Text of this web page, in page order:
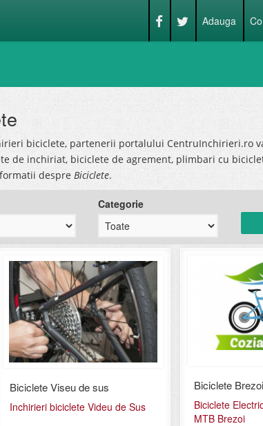
Adauga
biciclete, partenerii portalului CentruInchirieri.ro
de inchiriat, biciclete de agrement, plimbari cu
despre Biciclete.
Categorie
Biciclete Viseu de sus
Inchirieri biciclete Videu de Sus
Biciclete Brezoi
Biciclete
MTB Brezoi